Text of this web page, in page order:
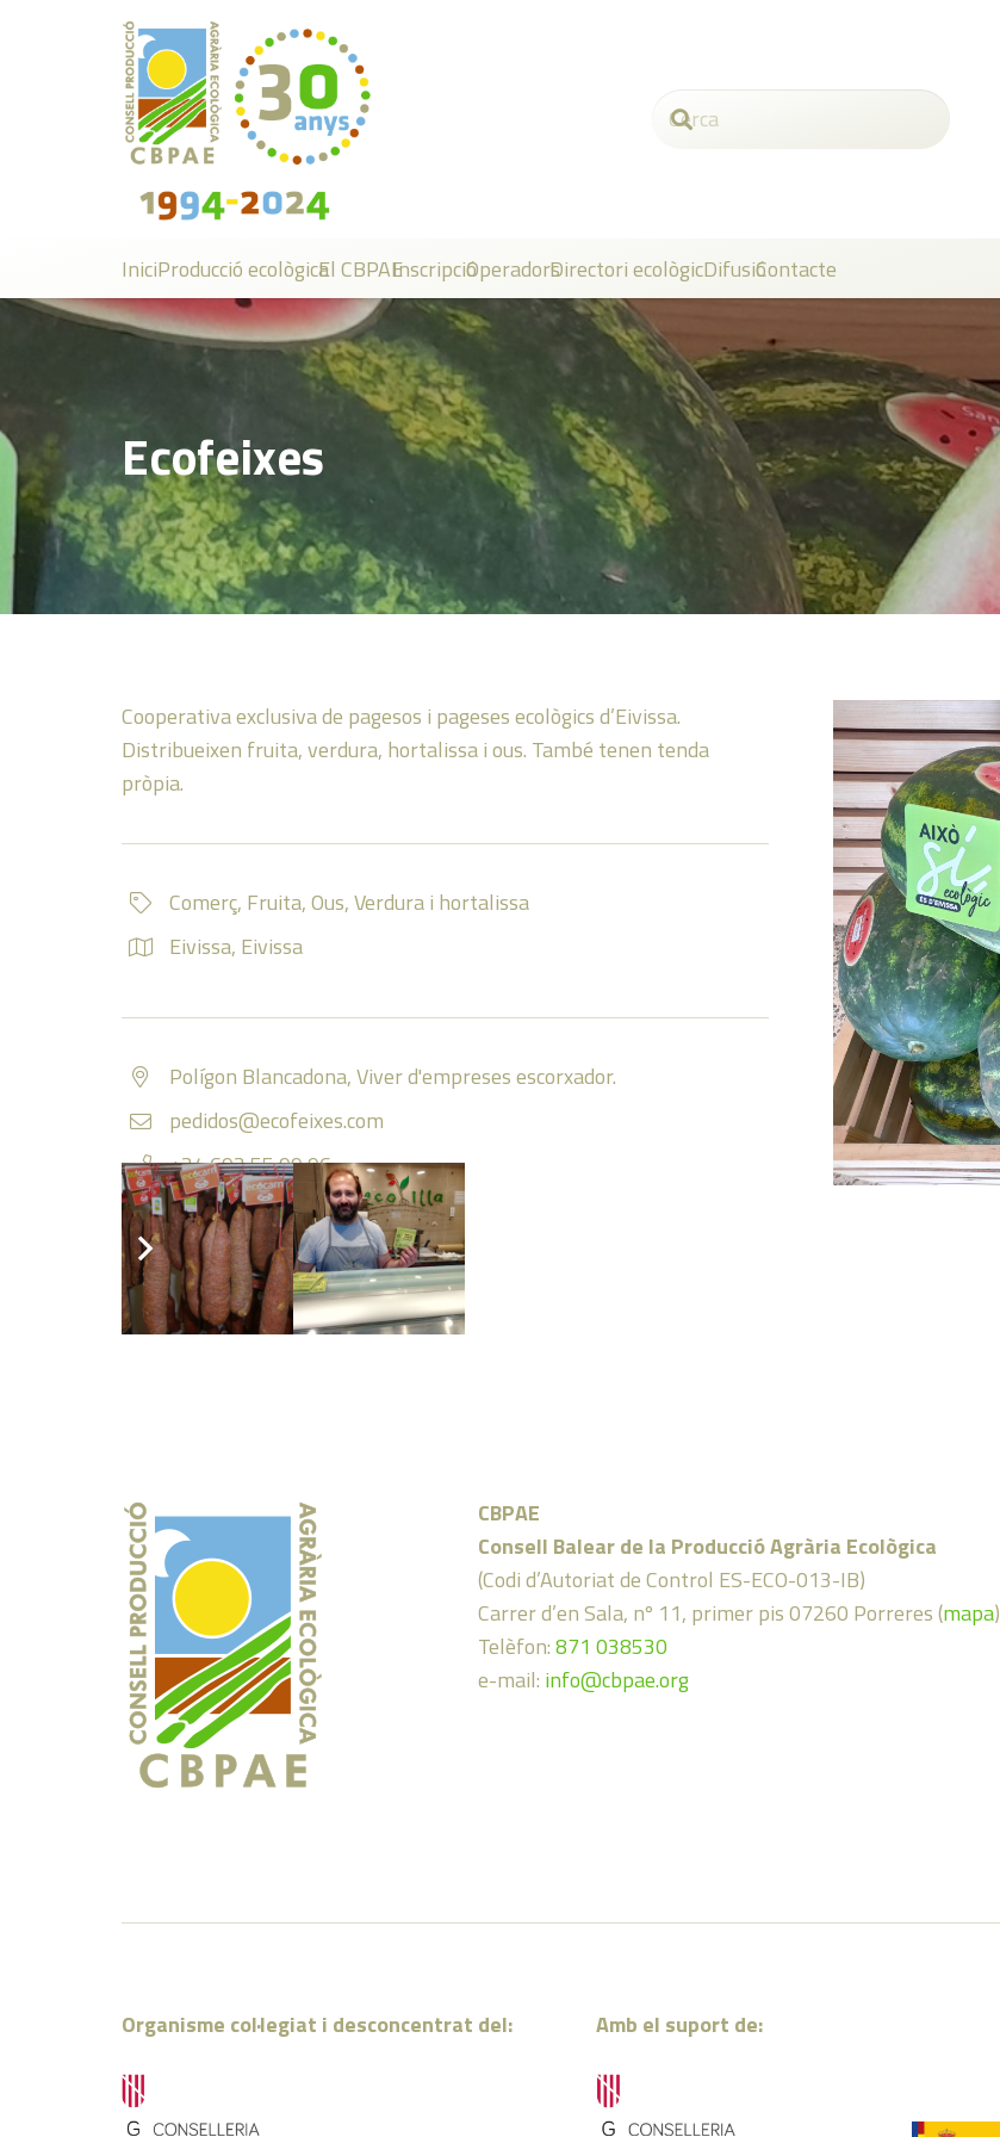
IniciProducció ecològicaEl CBPAEInscripcióOperadorsDirectori ecològicDifusióContacte
Ecofeixes
Cooperativa exclusiva de pagesos i pageses ecològics d’Eivissa.
Distribueixen fruita, verdura, hortalissa i ous. També tenen tenda
pròpia.
Comerç, Fruita,Ous,Verdura i hortalissa
Eivissa, Eivissa
Polígon Blancadona, Viver d'empreses escorxador.
pedidos@ecofeixes.com
+34 693 55 99 96
https://www.ecofeixes.com
Facebook
Instagram
CBPAE
Consell Balear de la Producció Agrària Ecològica
(Codi d’Autoriat de Control ES-ECO-013-IB)
Carrer d’en Sala, nº 11, primer pis 07260 Porreres (mapa)
Telèfon:871 038530
e-mail: info@cbpae.org
Organisme col·legiat i desconcentrat del: Amb el suport de: